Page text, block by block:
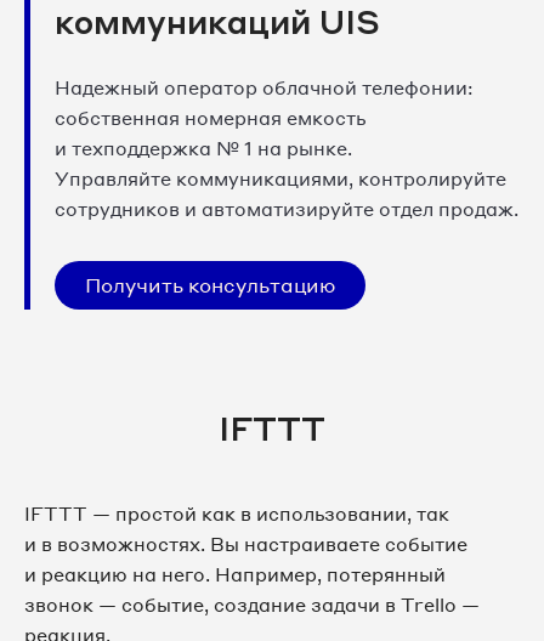
коммуникаций UIS
Надежный оператор облачной телефонии:
собственная номерная емкость
и техподдержка № 1 на рынке.
Управляйте коммуникациями, контролируйте
сотрудников и автоматизируйте отдел продаж.
Получить консультацию
IFTTT
IFTTT — простой как в использовании, так
и в возможностях. Вы настраиваете событие
и реакцию на него. Например, потерянный
звонок — событие, создание задачи в Trello —
реакция.